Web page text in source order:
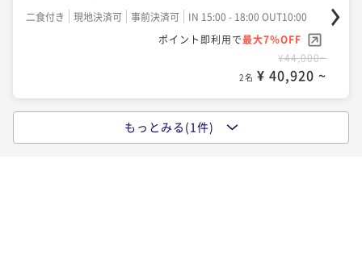
二食付き 現地決済可 事前決済可
IN 15:00 - 18:00 OUT10:00
ポイント即利用で最大7％OFF
¥44,000~
2名 ¥ 40,920 ~
＜夏たび＞地元・奥三河の極上希少牛を味わう◆鳳来
もっとみる(1件)